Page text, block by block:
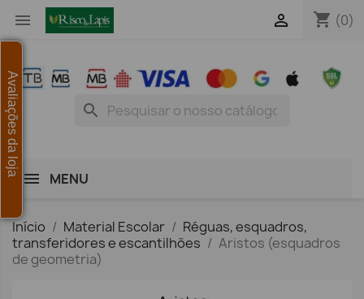
 shopping_cart (0)

search
MENU
Início Material Escolar
Réguas, esquadros,
transferidores e escantilhões
Aristos (esquadros
de geometria)
Avaliações da loja